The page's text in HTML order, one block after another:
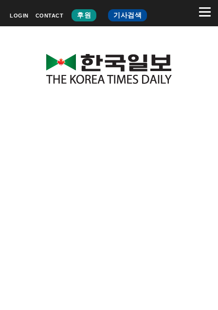
LOGIN CONTACT 후원 기사검색